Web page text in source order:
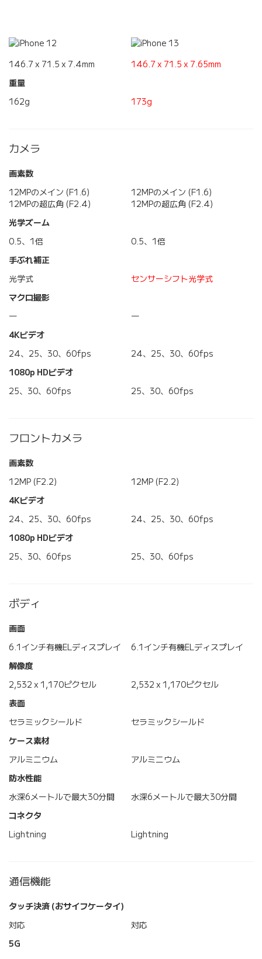
146.7 x 71.5 x 7.4mm
146.7 x 71.5 x 7.65mm
重量
162g
173g
カメラ
画素数
12MPのメイン (F1.6)
12MPの超広角 (F2.4)
12MPのメイン (F1.6)
12MPの超広角 (F2.4)
光学ズーム
0.5、1倍
0.5、1倍
手ぶれ補正
光学式
センサーシフト光学式
マクロ撮影
―
―
4Kビデオ
24、25、30、60fps
24、25、30、60fps
1080p HDビデオ
25、30、60fps
25、30、60fps
フロントカメラ
画素数
12MP (F2.2)
12MP (F2.2)
4Kビデオ
24、25、30、60fps
24、25、30、60fps
1080p HDビデオ
25、30、60fps
25、30、60fps
ボディ
画面
6.1インチ有機ELディスプレイ
6.1インチ有機ELディスプレイ
解像度
2,532 x 1,170ピクセル
2,532 x 1,170ピクセル
表面
セラミックシールド
セラミックシールド
ケース素材
アルミニウム
アルミニウム
防水性能
水深6メートルで最大30分間
水深6メートルで最大30分間
コネクタ
Lightning
Lightning
通信機能
タッチ決済 (おサイフケータイ)
対応
対応
5G